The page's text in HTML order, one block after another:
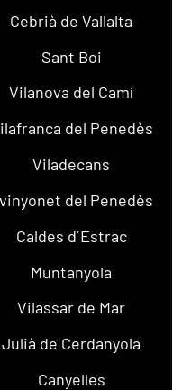
Cebrià de Vallalta
Sant Boi
Vilanova del Camí
del Penedès
Viladecans
del Penedès
Caldes d´Estrac
Muntanyola
Vilassar de Mar
Julià de Cerdanyola
Canyelles